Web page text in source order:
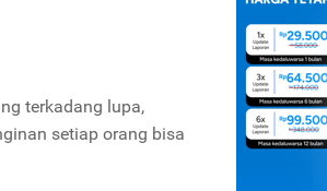
terkadang lupa,
setiap orang bisa